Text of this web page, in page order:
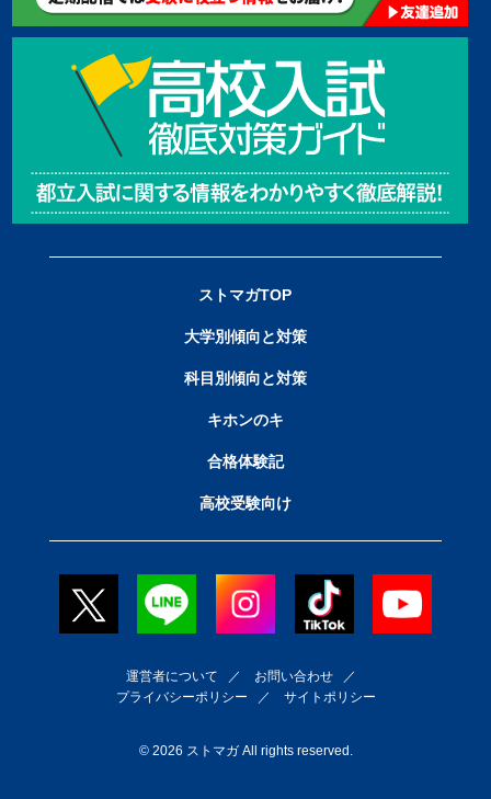
ストマガTOP
大学別傾向と対策
科目別傾向と対策
キホンのキ
合格体験記
高校受験向け
運営者について ／ お問い合わせ／
プライバシーポリシー ／ サイトポリシー
© 2026 ストマガ All rights reserved.